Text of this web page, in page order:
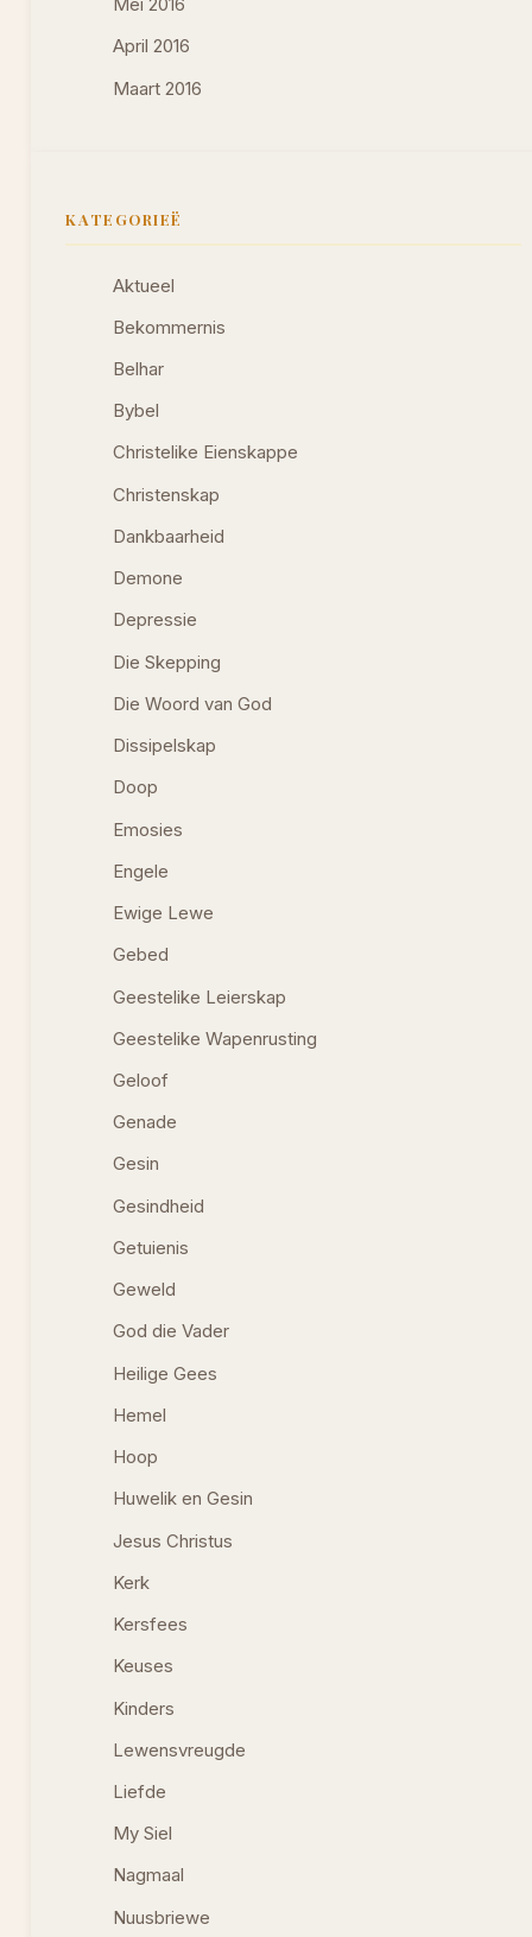
Mei 2016
April 2016
Maart 2016
KATEGORIEË
Aktueel
Bekommernis
Belhar
Bybel
Christelike Eienskappe
Christenskap
Dankbaarheid
Demone
Depressie
Die Skepping
Die Woord van God
Dissipelskap
Doop
Emosies
Engele
Ewige Lewe
Gebed
Geestelike Leierskap
Geestelike Wapenrusting
Geloof
Genade
Gesin
Gesindheid
Getuienis
Geweld
God die Vader
Heilige Gees
Hemel
Hoop
Huwelik en Gesin
Jesus Christus
Kerk
Kersfees
Keuses
Kinders
Lewensvreugde
Liefde
My Siel
Nagmaal
Nuusbriewe